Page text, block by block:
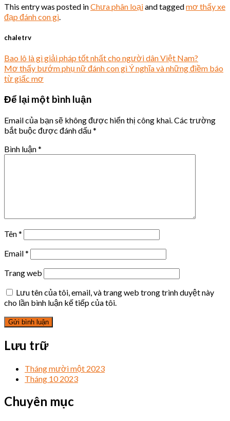
This entry was posted inChưa phân loạiand taggedmơ thấy xe
đạp đánh con gì.
chaletrv
Bao lô là gì giải pháp tốt nhất cho người dân Việt Nam?
Mơ thấy bướm phụ nữ đánh con gì Ý nghĩa và những điềm báo
từ giấc mơ
Để lại một bình luận
Email của bạn sẽ không được hiển thị công khai. Các trường
bắt buộc được đánh dấu*
Bình luận*
Tên*
Email*
Trang web
Lưu tên của tôi, email, và trang web trong trình duyệt này
cho lần bình luận kế tiếp của tôi.
Lưu trữ
Tháng mười một 2023
Tháng 10 2023
Chuyên mục